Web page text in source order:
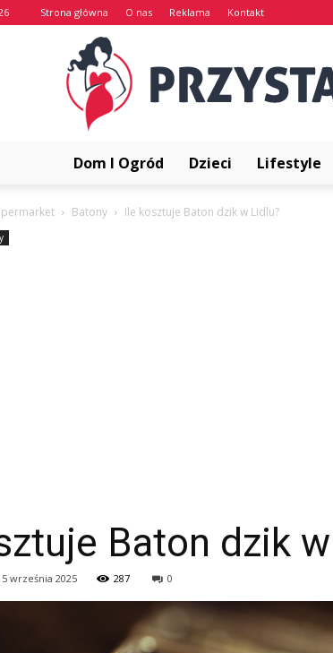
Strona główna O nas Reklama Kontakt
Dom I Ogród Dzieci Lifestyle
Batony Ile kosztuje Baton dzik w Lidlu?
Baton dzik
września 2025 287 0